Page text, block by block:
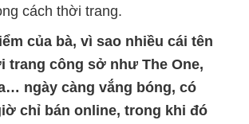
cách thời trang.
của bà, vì sao nhiều cái tên
trang công sở như The One,
ngày càng vắng bóng, có
chỉ bán online, trong khi đó